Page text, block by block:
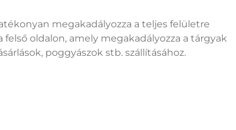
megakadályozza a teljes felületre
oldalon, amely megakadályozza a tárgyak
poggyászok stb. szállításához.